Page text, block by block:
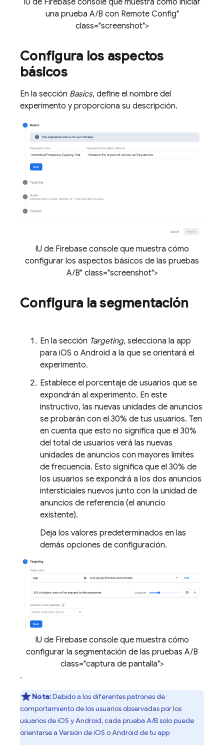
IU de Firebase console que muestra cómo iniciar
una prueba A/B con Remote Config"
class="screenshot">
Configura los aspectos
básicos
En la sección Basics, define el nombre del
experimento y proporciona su descripción.
IU de Firebase console que muestra cómo
configurar los aspectos básicos de las pruebas
A/B" class="screenshot">
Configura la segmentación
En la sección Targeting, selecciona la app
para iOS o Android a la que se orientará el
experimento.
Establece el porcentaje de usuarios que se
expondrán al experimento. En este
instructivo, las nuevas unidades de anuncios
se probarán con el 30% de tus usuarios. Ten
en cuenta que esto no significa que el 30%
del total de usuarios verá las nuevas
unidades de anuncios con mayores límites
de frecuencia. Esto significa que el 30% de
los usuarios se expondrá a los dos anuncios
intersticiales nuevos junto con la unidad de
anuncios de referencia (el anuncio
existente).
Deja los valores predeterminados en las
demás opciones de configuración.
IU de Firebase console que muestra cómo
configurar la segmentación de las pruebas A/B
class="captura de pantalla">
.
Nota:Debido a los diferentes patrones de
comportamiento de los usuarios observadas por los
usuarios de iOS y Android, cada prueba A/B solo puede
orientarse a Versión de iOS o Android de tu app